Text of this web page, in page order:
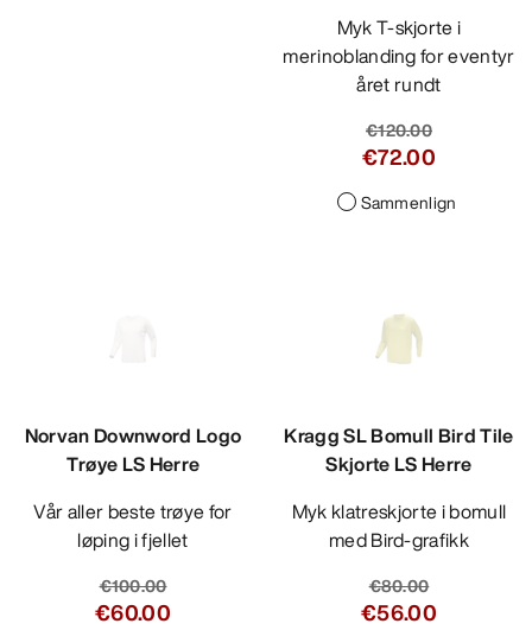
Myk T-skjorte i
merinoblanding for eventyr
året rundt
€120.00
€72.00
Sammenlign
Norvan Downword Logo
Trøye LS Herre
Vår aller beste trøye for
løping i fjellet
€100.00
€60.00
Kragg SL Bomull Bird Tile
Skjorte LS Herre
Myk klatreskjorte i bomull
med Bird-grafikk
€80.00
€56.00